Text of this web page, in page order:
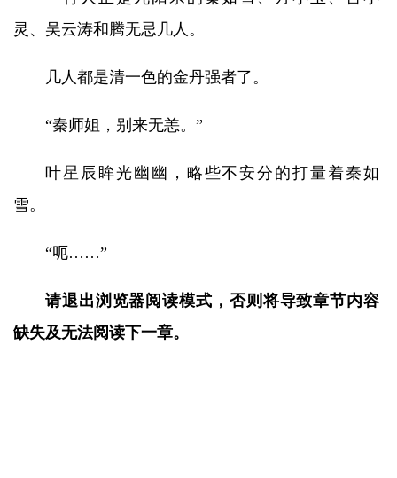
灵、吴云涛和腾无忌几人。
几人都是清一色的金丹强者了。
“秦师姐，别来无恙。”
叶星辰眸光幽幽，略些不安分的打量着秦如
雪。
“呃……”
请退出浏览器阅读模式，否则将导致章节内容
缺失及无法阅读下一章。